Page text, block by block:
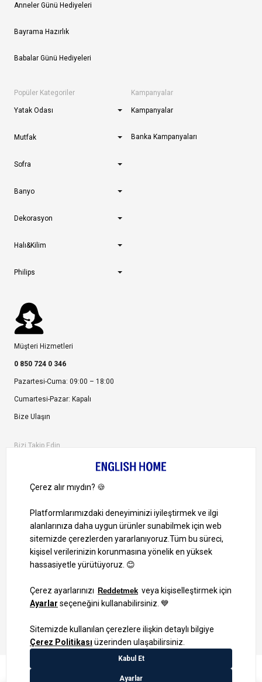
Anneler Günü Hediyeleri
Bayrama Hazırlık
Babalar Günü Hediyeleri
Popüler Kategoriler
Yatak Odası
Mutfak
Sofra
Banyo
Dekorasyon
Halı&Kilim
Philips
Kampanyalar
Kampanyalar
Banka Kampanyaları
Müşteri Hizmetleri
0 850 724 0 346
Pazartesi-Cuma: 09:00 – 18:00
Cumartesi-Pazar: Kapalı
Bize Ulaşın
Bizi Takip Edin
1000 TL ve Üzeri Alışverişlerinizde Kargo Bedava!
Bilgi Toplum Hizmetleri
KVKK Veri İşleme Politikamız
Site Haritası